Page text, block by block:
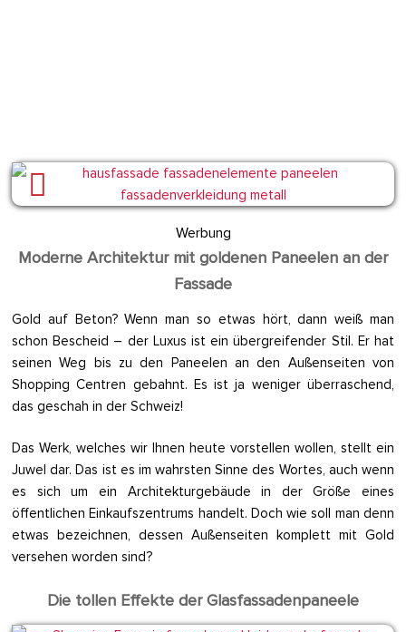
Werbung
Moderne Architektur mit goldenen Paneelen an der
Fassade
Gold auf Beton? Wenn man so etwas hört, dann weiß man
schon Bescheid – der Luxus ist ein übergreifender Stil. Er hat
seinen Weg bis zu den Paneelen an den Außenseiten von
Shopping Centren gebahnt. Es ist ja weniger überraschend,
das geschah in der Schweiz!
Das Werk, welches wir Ihnen heute vorstellen wollen, stellt ein
Juwel dar. Das ist es im wahrsten Sinne des Wortes, auch wenn
es sich um ein Architekturgebäude in der Größe eines
öffentlichen Einkaufszentrums handelt. Doch wie soll man denn
etwas bezeichnen, dessen Außenseiten komplett mit Gold
versehen worden sind?
Die tollen Effekte der Glasfassadenpaneele